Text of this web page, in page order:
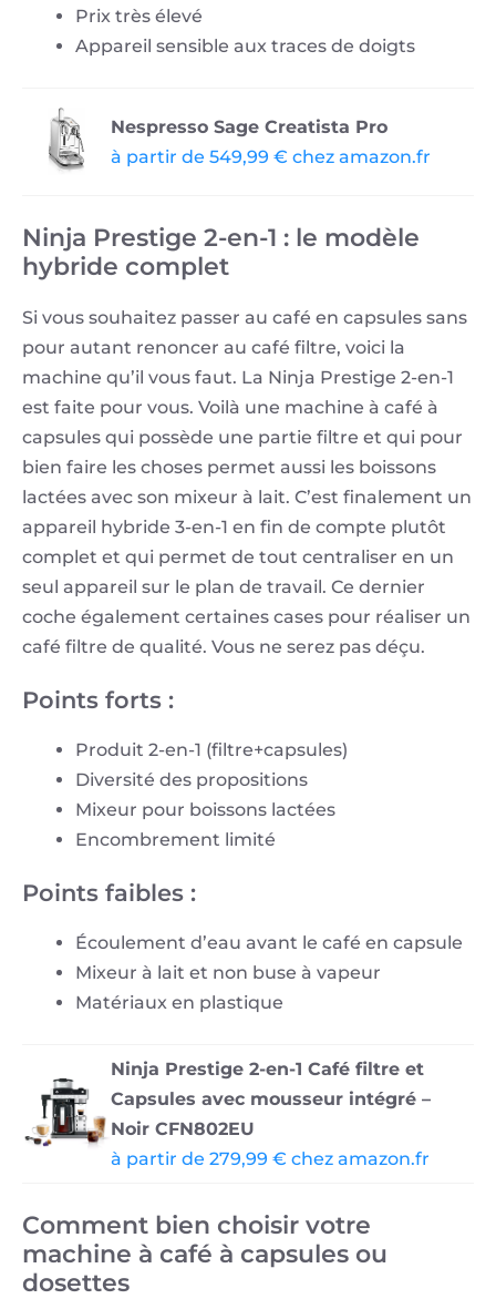
Prix très élevé
Appareil sensible aux traces de doigts
Nespresso Sage Creatista Pro
à partir de 549,99 € chez amazon.fr
Ninja Prestige 2-en-1 : le modèle
hybride complet
Si vous souhaitez passer au café en capsules sans
pour autant renoncer au café filtre, voici la
machine qu’il vous faut. La Ninja Prestige 2-en-1
est faite pour vous. Voilà une machine à café à
capsules qui possède une partie filtre et qui pour
bien faire les choses permet aussi les boissons
lactées avec son mixeur à lait. C’est finalement un
appareil hybride 3-en-1 en fin de compte plutôt
complet et qui permet de tout centraliser en un
seul appareil sur le plan de travail. Ce dernier
coche également certaines cases pour réaliser un
café filtre de qualité. Vous ne serez pas déçu.
Points forts :
Produit 2-en-1 (filtre+capsules)
Diversité des propositions
Mixeur pour boissons lactées
Encombrement limité
Points faibles :
Écoulement d’eau avant le café en capsule
Mixeur à lait et non buse à vapeur
Matériaux en plastique
Ninja Prestige 2-en-1 Café filtre et
Capsules avec mousseur intégré –
Noir CFN802EU
à partir de 279,99 € chez amazon.fr
Comment bien choisir votre
machine à café à capsules ou
dosettes